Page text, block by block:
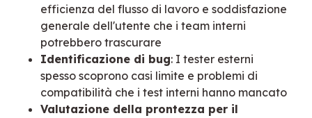
efficienza del flusso di lavoro e soddisfazione
generale dell'utente che i team interni
potrebbero trascurare
Identificazione di bug: I tester esterni
spesso scoprono casi limite e problemi di
compatibilità che i test interni hanno mancato
Valutazione della prontezza per il